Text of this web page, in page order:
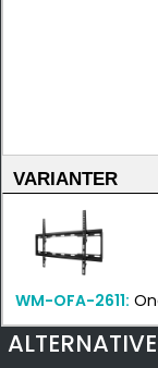
VARIANTER
WM-OFA-2611: